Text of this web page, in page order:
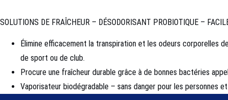
SOLUTIONS DE FRAÎCHEUR – DÉSODORISANT PROBIOTIQUE –
Élimine efficacement la transpiration et les odeurs corporelles
de sport ou de club.
Procure une fraîcheur durable grâce à de bonnes bactéries
Vaporisateur biodégradable – sans danger pour les personnes et